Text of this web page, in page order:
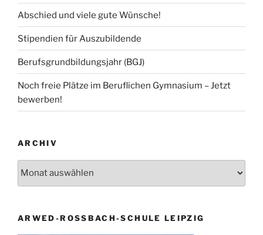
Abschied und viele gute Wünsche!
Stipendien für Auszubildende
Berufsgrundbildungsjahr (BGJ)
Noch freie Plätze im Beruflichen Gymnasium – Jetzt
bewerben!
ARCHIV
ARWED-ROSSBACH-SCHULE LEIPZIG